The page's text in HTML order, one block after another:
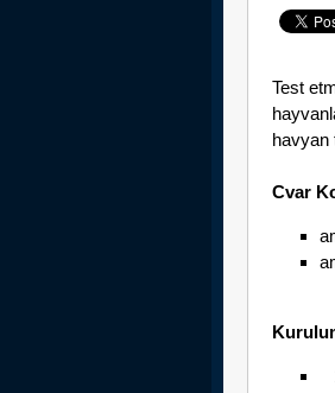
Test
havyan
Cvar